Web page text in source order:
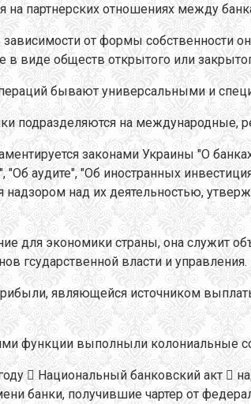
на партнерских отношениях между
от формы собственности
виде обществ открытого или
бывают универсальными и
подразделяются на международные,
законами Украины "О
аудите", "Об иностранных
надзором над их деятельностью,
для экономики страны, она служит
гсударственной власти и управления.
являющейся источником
функции выполныли колониальные
 Национальный банковский акт 
банки, получившие чартер от